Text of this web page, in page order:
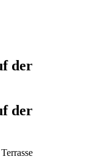
der
der